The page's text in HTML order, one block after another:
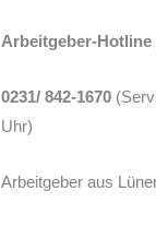
Arbeitgeber-
0231/ 842-1670
Uhr)
Arbeitgeber aus